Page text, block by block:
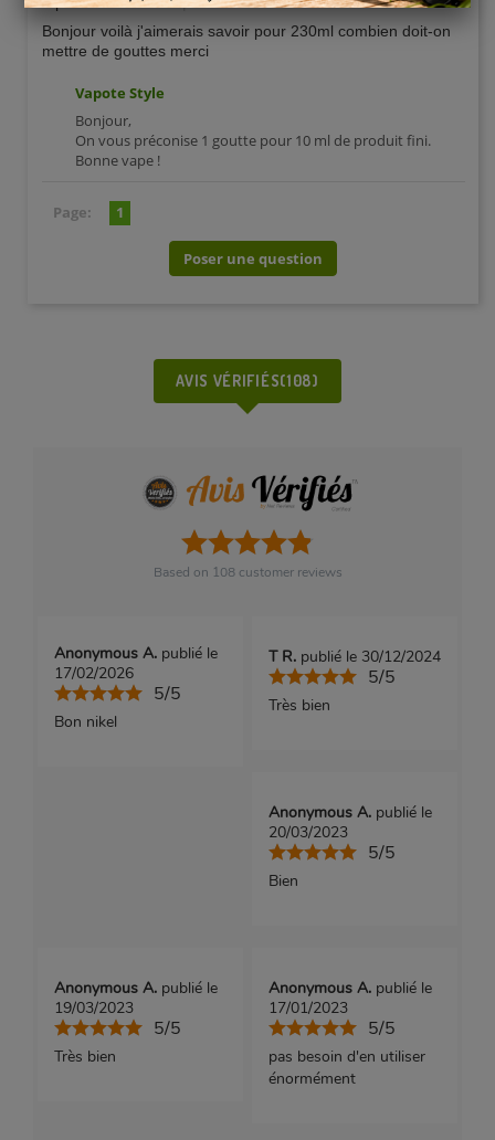
2023-08-09 18:32:04
Bonjour voilà j'aimerais savoir pour 230ml combien doit-on
mettre de gouttes merci
Vapote Style
Bonjour,
On vous préconise 1 goutte pour 10 ml de produit fini.
Bonne vape !
Page: 1
Poser une question
AVIS VÉRIFIÉS(108)
Based on 108customer reviews
Anonymous A. publié le
17/02/2026
5/5
Bon nikel
T R. publié le 30/12/2024
5/5
Très bien
Anonymous A. publié le
20/03/2023
5/5
Bien
Anonymous A. publié le
19/03/2023
5/5
Très bien
Anonymous A. publié le
17/01/2023
5/5
pas besoin d'en utiliser
énormément